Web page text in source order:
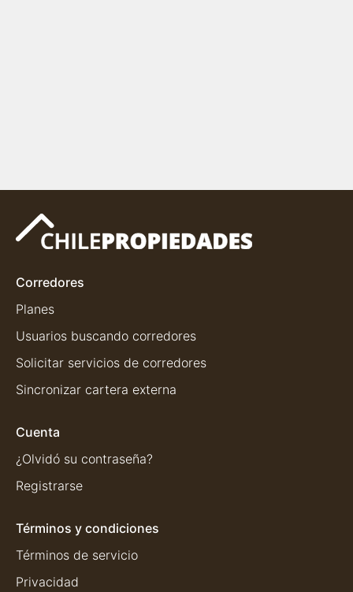
Corredores
Planes
Usuarios buscando corredores
Solicitar servicios de corredores
Sincronizar cartera externa
Cuenta
¿Olvidó su contraseña?
Registrarse
Términos y condiciones
Términos de servicio
Privacidad